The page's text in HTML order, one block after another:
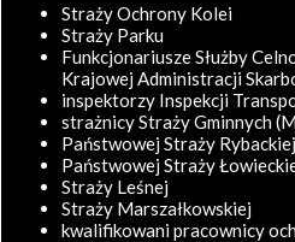
Straży Ochrony Kolei
Straży Parku
Funkcjonariusze Służby
Krajowej Administracji
inspektorzy Inspekcji
strażnicy Straży Gminnych
Państwowej Straży Rybackiej
Państwowej Straży
Straży Leśnej
Straży Marszałkowskiej
kwalifikowani pracownicy